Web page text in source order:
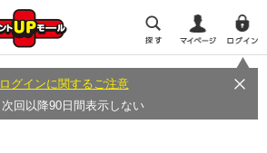
ログインに関するご注意
次回以降90日間表示しない